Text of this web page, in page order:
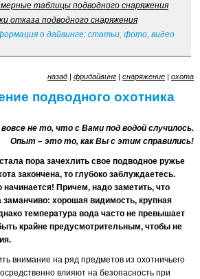
таблицы подводного снаряжения
отказа подводного снаряжения
о дайвинге: статьи, фото, видео
назад |фридайвинг|снаряжение |охота
подводного охотника
не то, что с Вами под водой случилось.
Опыт – это то, как Вы с этим справились!
пора зачехлить свое подводное ружье
закончена, то глубоко заблуждаетесь.
начинается! Причем, надо заметить, что
хорошая видимость, крупная
температура вода часто не превышает
крайне предусмотрительным, чтобы не
внимание на ряд предметов из охотничьего
влияют на безопасность при